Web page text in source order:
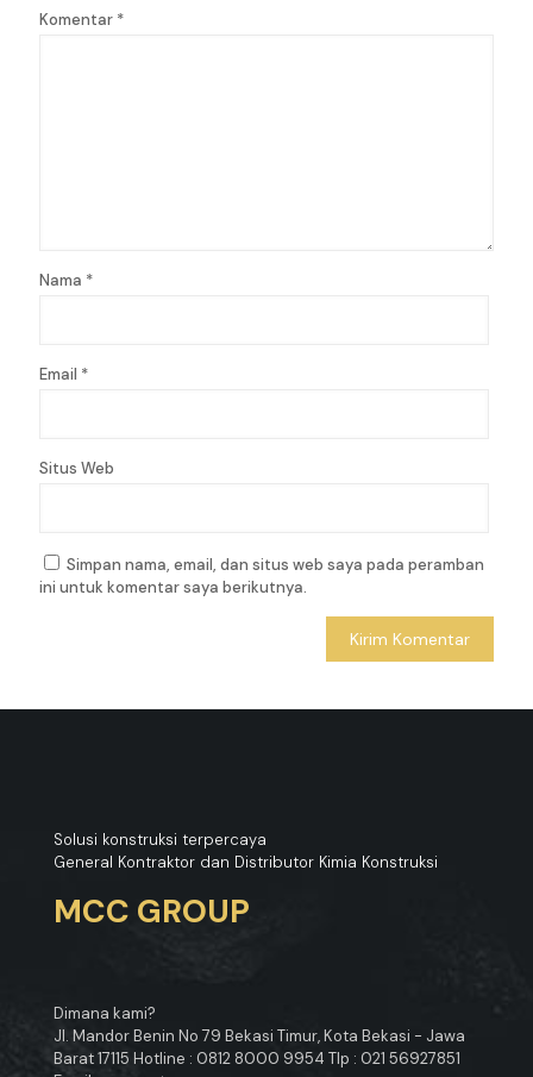
Komentar *
Nama *
Email *
Situs Web
Simpan nama, email, dan situs web saya pada peramban
ini untuk komentar saya berikutnya.
Solusi konstruksi terpercaya
General Kontraktor dan Distributor Kimia Konstruksi
MCC GROUP
Dimana kami?
Jl. Mandor Benin No 79 Bekasi Timur, Kota Bekasi - Jawa
Barat 17115 Hotline : 0812 8000 9954 Tlp : 021 56927851